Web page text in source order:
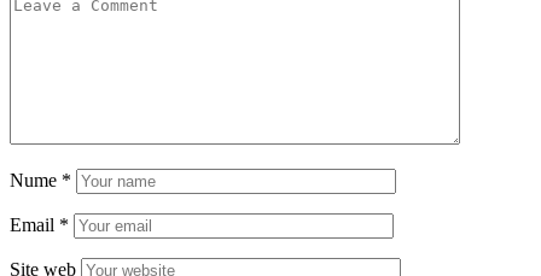
Nume *
Email *
Site web